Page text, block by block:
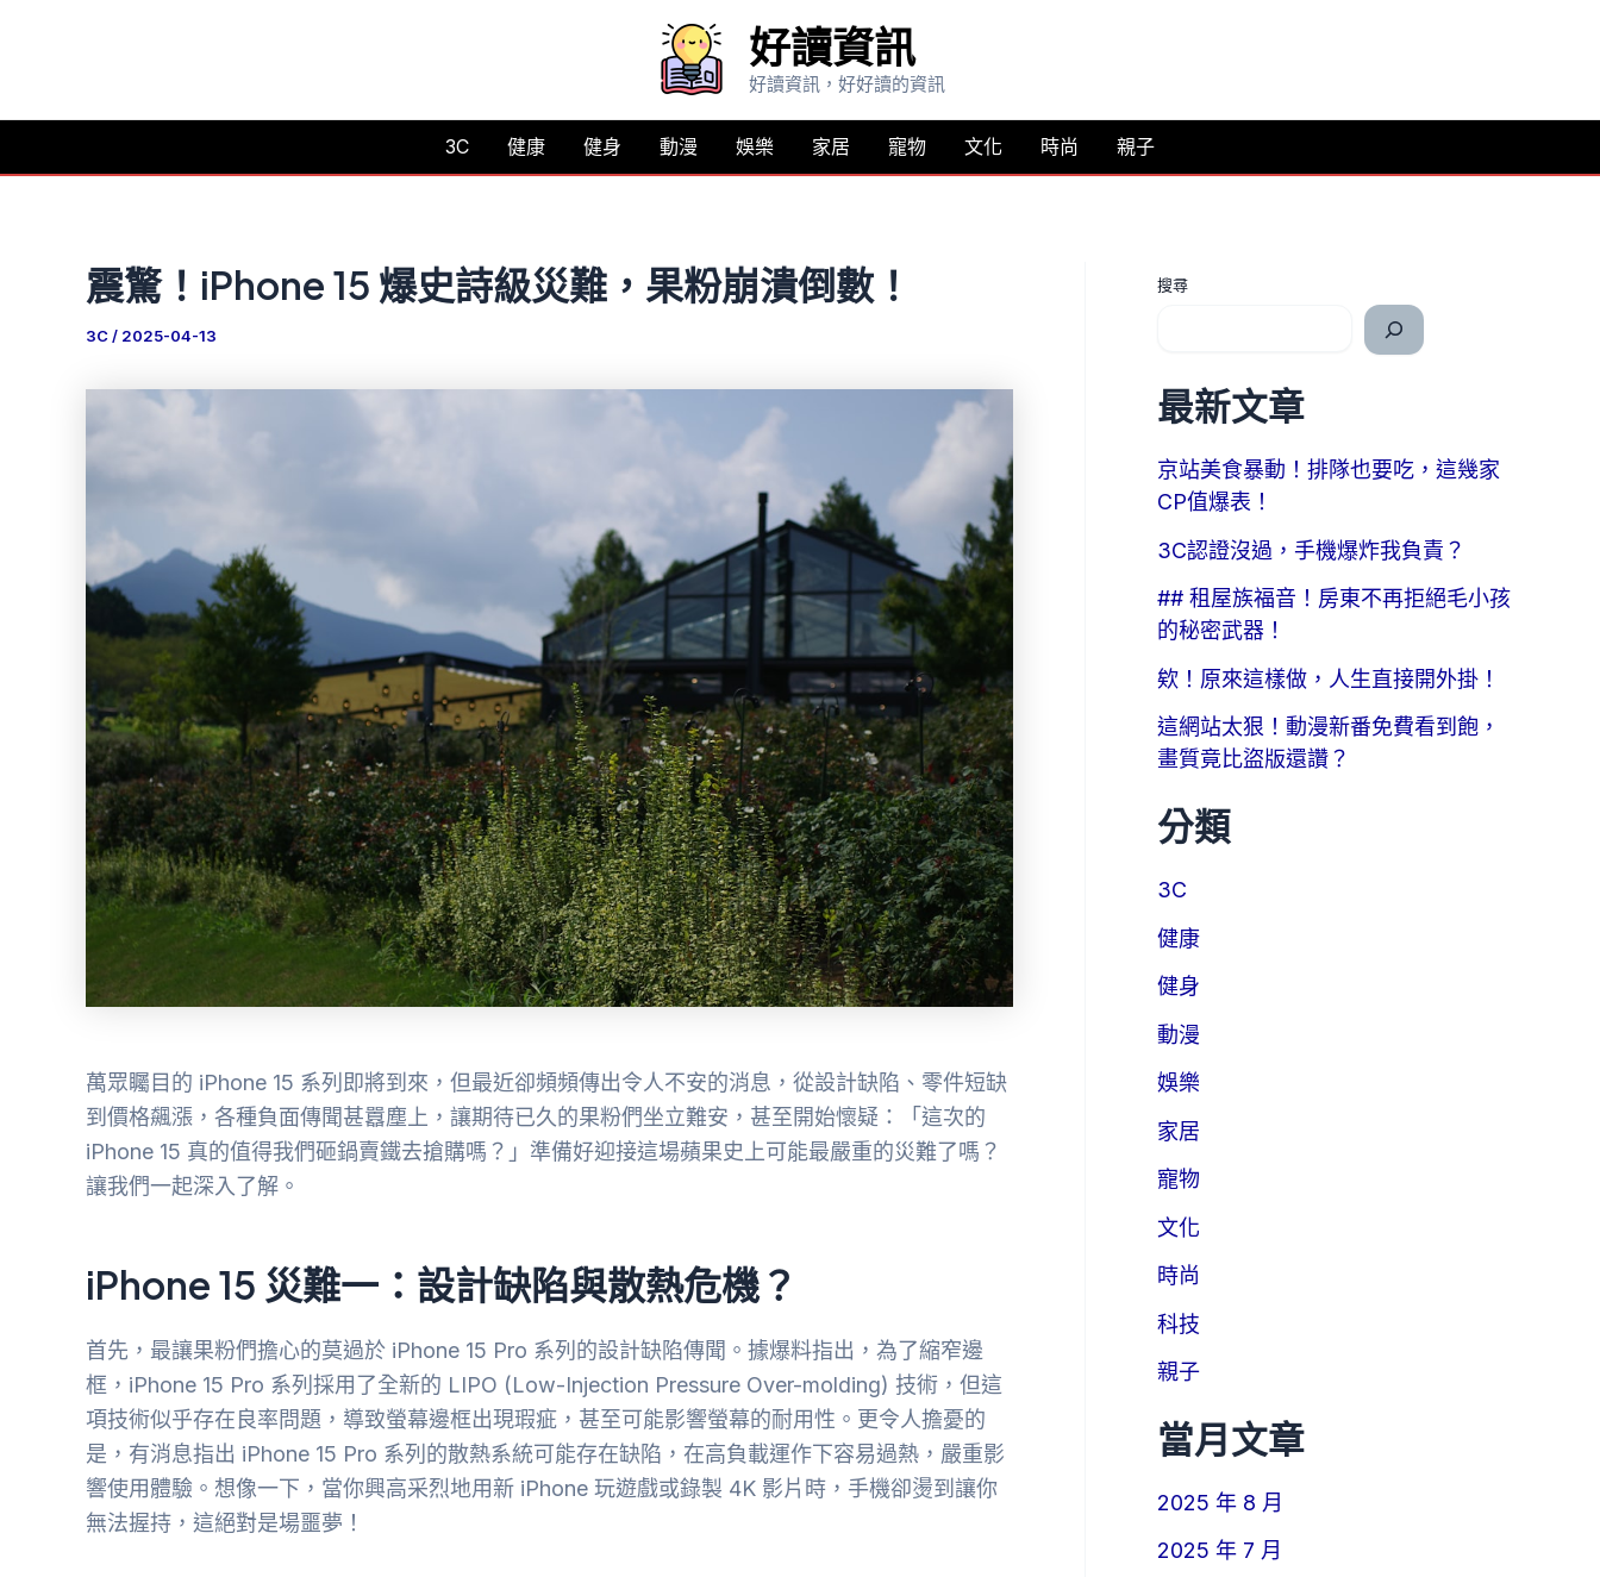
要
好讀資訊
好讀資訊，好好讀的資訊
3C 健康 健身 動漫 娛樂 家居 寵物 文化 時尚 親子
震驚！iPhone 15 爆史詩級災難，果粉崩潰倒數！
3C/ 2025-04-13
萬眾矚目的 iPhone 15 系列即將到來，但最近卻頻頻傳出令人不安的消息，從設計缺陷、零件短缺
到價格飆漲，各種負面傳聞甚囂塵上，讓期待已久的果粉們坐立難安，甚至開始懷疑：「這次的
iPhone 15 真的值得我們砸鍋賣鐵去搶購嗎？」準備好迎接這場蘋果史上可能最嚴重的災難了嗎？
讓我們一起深入了解。
iPhone 15 災難一：設計缺陷與散熱危機？
首先，最讓果粉們擔心的莫過於 iPhone 15 Pro 系列的設計缺陷傳聞。據爆料指出，為了縮窄邊
框，iPhone 15 Pro 系列採用了全新的 LIPO (Low-Injection Pressure Over-molding) 技術，但這
項技術似乎存在良率問題，導致螢幕邊框出現瑕疵，甚至可能影響螢幕的耐用性。更令人擔憂的
是，有消息指出 iPhone 15 Pro 系列的散熱系統可能存在缺陷，在高負載運作下容易過熱，嚴重影
響使用體驗。想像一下，當你興高采烈地用新 iPhone 玩遊戲或錄製 4K 影片時，手機卻燙到讓你
無法握持，這絕對是場噩夢！
搜尋
最新文章
京站美食暴動！排隊也要吃，這幾家
CP值爆表！
3C認證沒過，手機爆炸我負責？
## 租屋族福音！房東不再拒絕毛小孩
的秘密武器！
欸！原來這樣做，人生直接開外掛！
這網站太狠！動漫新番免費看到飽，
畫質竟比盜版還讚？
分類
3C
健康
健身
動漫
娛樂
家居
寵物
文化
時尚
科技
親子
當月文章
2025 年 8 月
2025 年 7 月